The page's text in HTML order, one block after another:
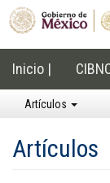
Inicio |
Artículos
Artículos